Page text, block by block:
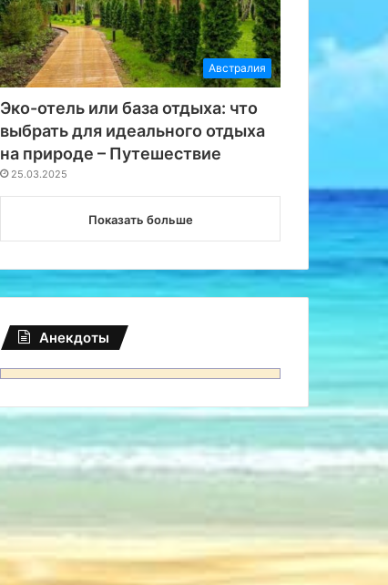
В Таиланде массово
предприимчивых
16.07.2024 14.07.2024
Австралия
Эко-отель или база отдыха: что
выбрать для идеального отдыха
на природе – Путешествие
25.03.2025
Показать больше
Анекдоты